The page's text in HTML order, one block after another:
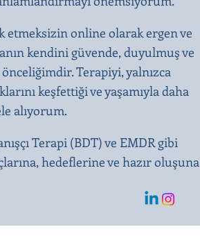
etmeksizin online olarak ergen ve
kendini güvende, duyulmuş ve
Terapiyi, yalnızca
keşfettiği ve yaşamıyla daha
alıyorum.
Terapi (BDT) ve EMDR gibi
hedeflerine ve hazır oluşuna